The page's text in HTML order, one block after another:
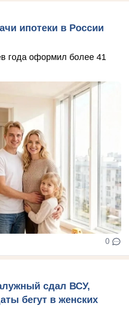
ипотеки в России
года оформил более 41
0
сдал ВСУ,
бегут в женских